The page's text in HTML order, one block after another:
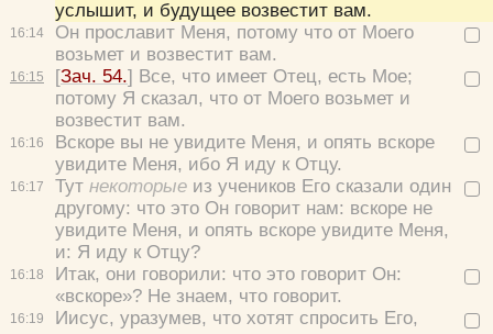
16:14
16:15
16:16
16:17
16:18
16:19
услышит, и будущее возвестит вам.
Он прославит Меня, потому что от Моего
возьмет и возвестит вам.
[Зач. 54.] Все, что имеет Отец, есть Мое;
потому Я сказал, что от Моего возьмет и
возвестит вам.
Вскоре вы не увидите Меня, и опять вскоре
увидите Меня, ибо Я иду к Отцу.
Тут некоторые из учеников Его сказали один
другому: что это Он говорит нам: вскоре не
увидите Меня, и опять вскоре увидите Меня,
и: Я иду к Отцу?
Итак, они говорили: что это говорит Он:
«вскоре»? Не знаем, что говорит.
Иисус, уразумев, что хотят спросить Его,